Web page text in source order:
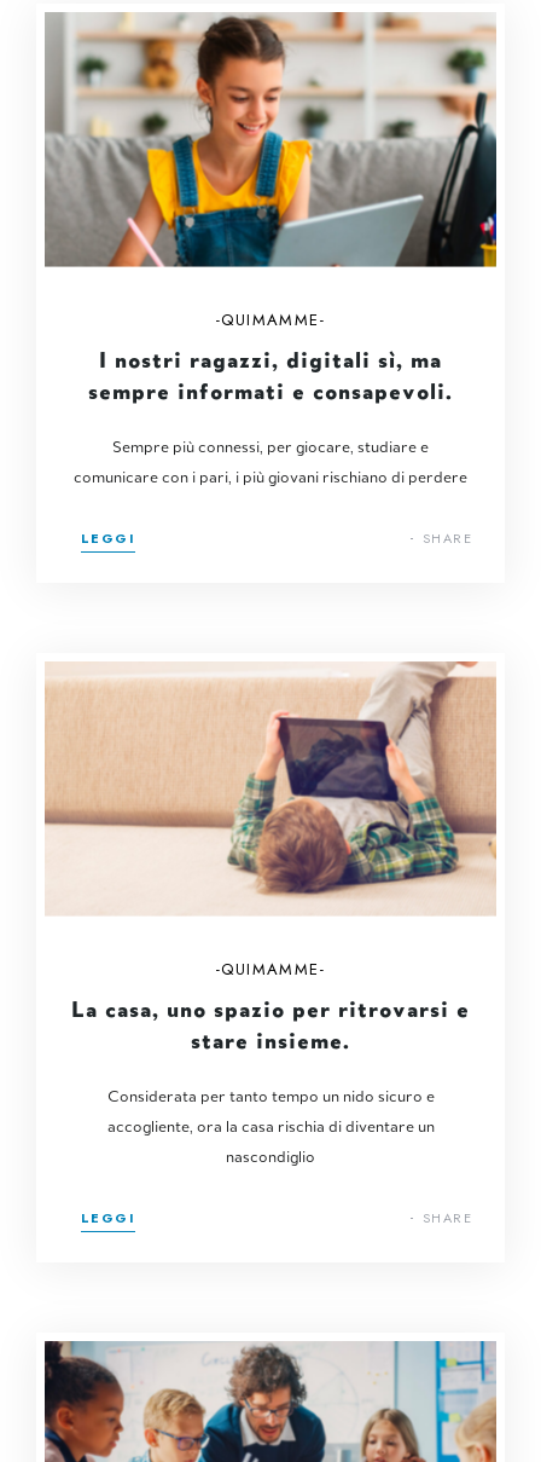
QUIMAMME
I nostri ragazzi, digitali sì, ma
sempre informati e consapevoli.
Sempre più connessi, per giocare, studiare e
comunicare con i pari, i più giovani rischiano di perdere
LEGGI SHARE
QUIMAMME
La casa, uno spazio per ritrovarsi e
stare insieme.
Considerata per tanto tempo un nido sicuro e
accogliente, ora la casa rischia di diventare un
nascondiglio
LEGGI SHARE